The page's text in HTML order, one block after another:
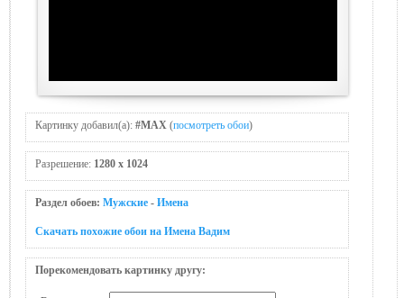
Картинку добавил(а): #MAX (посмотреть обои)
Разрешение: 1280 x 1024
Раздел обоев: Мужские - Имена
Скачать похожие обои на Имена Вадим
Порекомендовать картинку другу: